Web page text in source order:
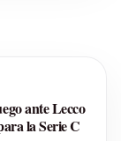
ante Lecco
la Serie C